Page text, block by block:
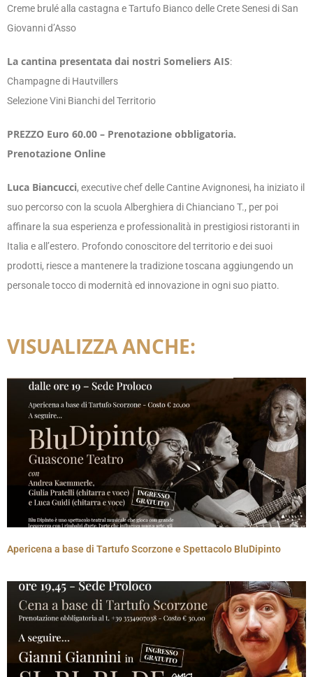
Creme brulé alla castagna e Tartufo Bianco delle Crete Senesi di San
Giovanni d’Asso
La cantina presentata dai nostri Someliers AIS:
Champagne di Hautvillers
Selezione Vini Bianchi del Territorio
PREZZO Euro 60.00 – Prenotazione obbligatoria.
Prenotazione Online
Luca Biancucci, executive chef delle Cantine Avignonesi, ha iniziato il
suo percorso con la scuola Alberghiera di Chianciano T., per poi
affinare la sua esperienza e professionalità in prestigiosi ristoranti in
Italia e all’estero. Profondo conoscitore del territorio e dei suoi
prodotti, riesce a mantenere la tradizione toscana aggiungendo un
personale tocco di modernità ed innovazione in ogni suo piatto.
VISUALIZZA ANCHE:
Apericena a base di Tartufo Scorzone e Spettacolo BluDipinto